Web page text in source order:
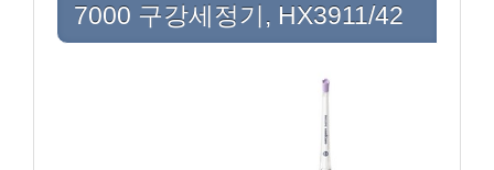
7000 구강세정기, HX3911/42